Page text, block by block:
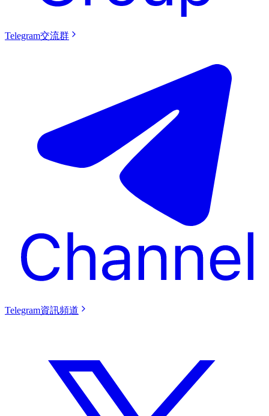
Telegram交流群
Telegram資訊頻道